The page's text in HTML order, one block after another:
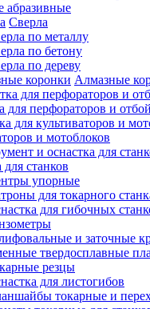
абразивные
Сверла
по металлу
по бетону
по дереву
Алмазные
для перфораторов и
и мотоблоков
для станков
упорные
для токарного
для гибочных
и заточные
твердосплавные
резцы
для листогибов
токарные и